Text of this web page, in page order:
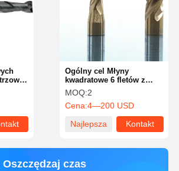
Ogólny cel Młyny
kwadratowe 6 fletów z
kątem 45 stopni
MOQ:2
Cena:4—200 USD
Najlepsza
Kontakt
Oszczędzaj czas